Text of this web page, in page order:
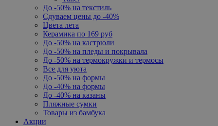
До -50% на текстиль
Сдуваем цены до -40%
Цвета лета
Керамика по 169 руб
До -50% на кастрюли
До -50% на пледы и покрывала
До -50% на термокружки и термосы
Все для уюта
До -50% на формы
До -40% на формы
До -40% на казаны
Пляжные сумки
Товары из бамбука
Акции